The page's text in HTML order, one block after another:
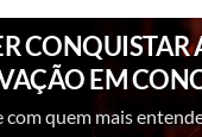
CONQUISTAR
EM
PÚBLICOS?
com quem mais